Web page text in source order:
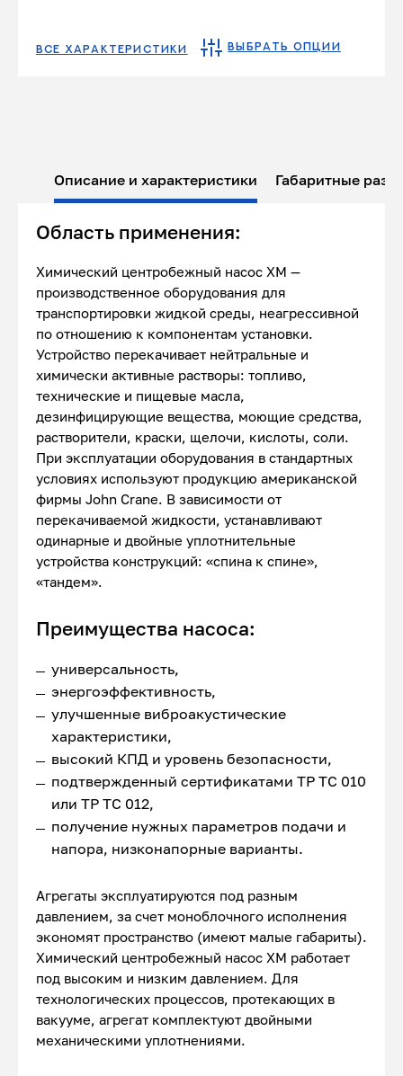
ВСЕ ХАРАКТЕРИСТИКИ ВЫБРАТЬ ОПЦИИ
Описание и характеристики Габаритные
Область применения:
Химический центробежный насос ХМ —
производственное оборудования для
транспортировки жидкой среды, неагрессивной
по отношению к компонентам установки.
Устройство перекачивает нейтральные и
химически активные растворы: топливо,
технические и пищевые масла,
дезинфицирующие вещества, моющие средства,
растворители, краски, щелочи, кислоты, соли.
При эксплуатации оборудования в стандартных
условиях используют продукцию американской
фирмы John Crane. В зависимости от
перекачиваемой жидкости, устанавливают
одинарные и двойные уплотнительные
устройства конструкций: «спина к спине»,
«тандем».
Преимущества насоса:
универсальность,
энергоэффективность,
улучшенные виброакустические
характеристики,
высокий КПД и уровень безопасности,
подтвержденный сертификатами ТР ТС 010
или ТР ТС 012,
получение нужных параметров подачи и
напора, низконапорные варианты.
Агрегаты эксплуатируются под разным
давлением, за счет моноблочного исполнения
экономят пространство (имеют малые габариты).
Химический центробежный насос ХМ работает
под высоким и низким давлением. Для
технологических процессов, протекающих в
вакууме, агрегат комплектуют двойными
механическими уплотнениями.